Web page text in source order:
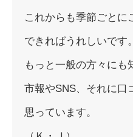
これからも季節ごとに
できればうれしいです。
もっと一般の方々にも
市報やSNS、それに口
思っています。